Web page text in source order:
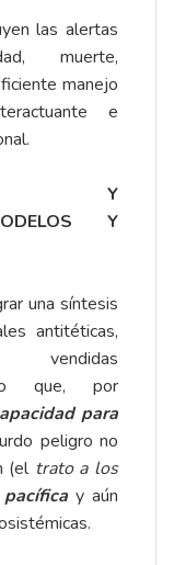
las alertas
muerte,
manejo
e
Y
Y
una síntesis
antitéticas,
que, por
para
peligro no
(el trato a los
pacíficay aún